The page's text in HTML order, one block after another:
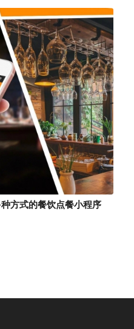
方式的餐饮点餐小程序